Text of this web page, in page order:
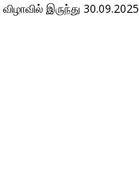
விழாவில் இருந்து 30.09.2025